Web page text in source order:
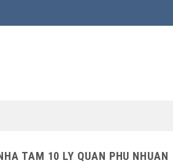
TAM 10 LY QUAN PHU NHUAN